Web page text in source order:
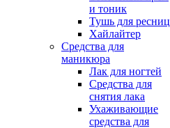
и тоник
Тушь для ресниц
Хайлайтер
Средства для
маникюра
Лак для ногтей
Средства для
снятия лака
Ухаживающие
средства для